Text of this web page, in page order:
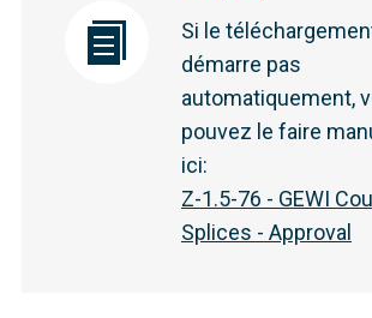
Si le
démarre pas
automatiquement,
pouvez le faire
ici:
Z-1.5-76 - GEWI
Splices - Approval